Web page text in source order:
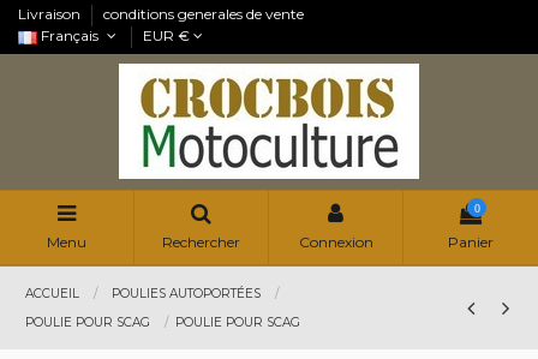
Livraison
conditions generales de vente
Français
EUR €
Menu Rechercher Connexion
0
Panier
ACCUEIL
POULIES AUTOPORTÉES
POULIE POUR SCAG
POULIE POUR SCAG